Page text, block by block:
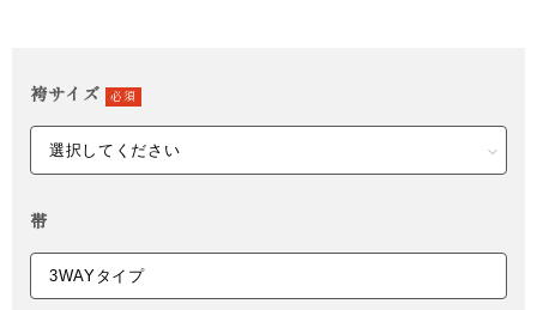
袴サイズ 必須
帯